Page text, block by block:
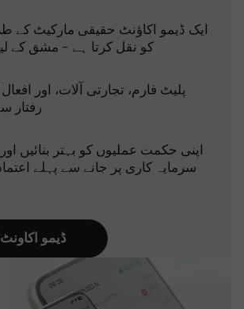
ایک ڈیمو اکاؤنٹ حقیقی مارکیٹ کے
کو نقل کرتا ہے - مشق کے
پلیٹ فارم، تجارتی آلات، اور
رفتار
اپنی حکمت عملیوں کو بہتر بنائیں
سرمایہ کاری پر جانے سے پہلے
ڈیمو